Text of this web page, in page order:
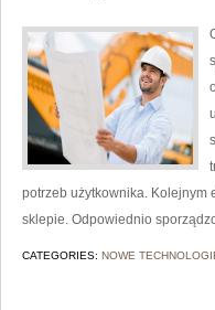
potrzeb użytkownika. Kolejnym
sklepie. Odpowiednio
CATEGORIES: NOWE